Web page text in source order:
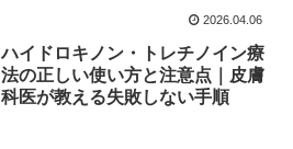
2026.04.06
ハイドロキノン・トレチノイン療
法の正しい使い方と注意点｜皮膚
科医が教える失敗しない手順